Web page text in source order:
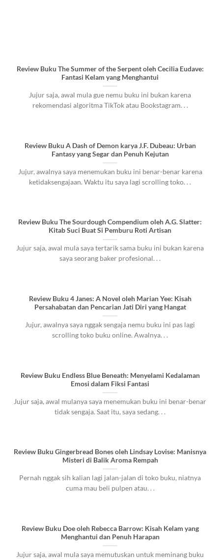
Review Buku The Summer of the Serpent oleh Cecilia Eudave:
Fantasi Kelam yang Menghantui
Jujur saja, awal mula gue nemu buku ini bukan karena
rekomendasi algoritma TikTok atau Bookstagram. . .
Review Buku A Dash of Demon karya J.F. Dubeau: Urban
Fantasy yang Segar dan Penuh Kejutan
Jujur, awalnya saya menemukan buku ini benar-benar karena
ketidaksengajaan. Waktu itu saya lagi scrolling toko. . .
Review Buku The Sourdough Compendium oleh A.G. Slatter:
Kitab Suci Buat Si Pemburu Roti Artisan
Jujur saja, awal mula saya tertarik sama buku ini bukan karena
saya seorang baker profesional. . .
Review Buku 4 Janes: A Novel oleh Marian Yee: Kisah
Persahabatan dan Pencarian Jati Diri yang Hangat
Jujur, awalnya saya nggak sengaja nemu buku ini pas lagi
scrolling toko buku online. Awalnya. . .
Review Buku Endless Blue Beneath: Menyelami Kedalaman
Emosi dalam Fiksi Fantasi
Jujur saja, awal mulanya saya menemukan buku ini benar-benar
tidak sengaja. Saat itu, saya sedang. . .
Review Buku Gingerbread Bones oleh Lindsay Lovise: Manisnya
Misteri di Balik Aroma Rempah
Pernah nggak sih kalian lagi jalan-jalan di toko buku, niatnya
cuma mau beli pulpen atau. . .
Review Buku Doe oleh Rebecca Barrow: Kisah Kelam yang
Menghantui dan Penuh Harapan
Jujur saja, awal mula saya memutuskan untuk meminang buku